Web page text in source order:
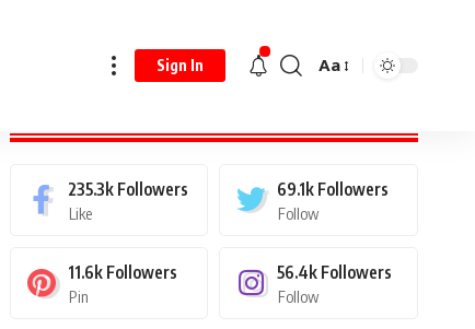
Sign In Aa
235.3k Followers
Like
69.1k Followers
Follow
11.6k Followers
Pin
56.4k Followers
Follow